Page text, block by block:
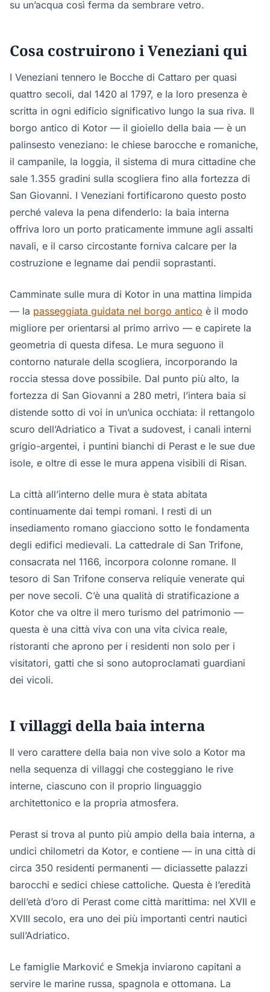
su un’acqua così ferma da sembrare vetro.
Cosa costruirono i Veneziani qui
I Veneziani tennero le Bocche di Cattaro per quasi
quattro secoli, dal 1420 al 1797, e la loro presenza è
scritta in ogni edificio significativo lungo la sua riva. Il
borgo antico di Kotor — il gioiello della baia — è un
palinsesto veneziano: le chiese barocche e romaniche,
il campanile, la loggia, il sistema di mura cittadine che
sale 1.355 gradini sulla scogliera fino alla fortezza di
San Giovanni. I Veneziani fortificarono questo posto
perché valeva la pena difenderlo: la baia interna
offriva loro un porto praticamente immune agli assalti
navali, e il carso circostante forniva calcare per la
costruzione e legname dai pendii soprastanti.
Camminate sulle mura di Kotor in una mattina limpida
— la passeggiata guidata nel borgo antico è il modo
migliore per orientarsi al primo arrivo — e capirete la
geometria di questa difesa. Le mura seguono il
contorno naturale della scogliera, incorporando la
roccia stessa dove possibile. Dal punto più alto, la
fortezza di San Giovanni a 280 metri, l’intera baia si
distende sotto di voi in un’unica occhiata: il rettangolo
scuro dell’Adriatico a Tivat a sudovest, i canali interni
grigio-argentei, i puntini bianchi di Perast e le sue due
isole, e oltre di esse le mura appena visibili di Risan.
La città all’interno delle mura è stata abitata
continuamente dai tempi romani. I resti di un
insediamento romano giacciono sotto le fondamenta
degli edifici medievali. La cattedrale di San Trifone,
consacrata nel 1166, incorpora colonne romane. Il
tesoro di San Trifone conserva reliquie venerate qui
per nove secoli. C’è una qualità di stratificazione a
Kotor che va oltre il mero turismo del patrimonio —
questa è una città viva con una vita civica reale,
ristoranti che aprono per i residenti non solo per i
visitatori, gatti che si sono autoproclamati guardiani
dei vicoli.
I villaggi della baia interna
Il vero carattere della baia non vive solo a Kotor ma
nella sequenza di villaggi che costeggiano le rive
interne, ciascuno con il proprio linguaggio
architettonico e la propria atmosfera.
Perast si trova al punto più ampio della baia interna, a
undici chilometri da Kotor, e contiene — in una città di
circa 350 residenti permanenti — diciassette palazzi
barocchi e sedici chiese cattoliche. Questa è l’eredità
dell’età d’oro di Perast come città marittima: nel XVII e
XVIII secolo, era uno dei più importanti centri nautici
sull’Adriatico.
Le famiglie Marković e Smekja inviarono capitani a
servire le marine russa, spagnola e ottomana. La